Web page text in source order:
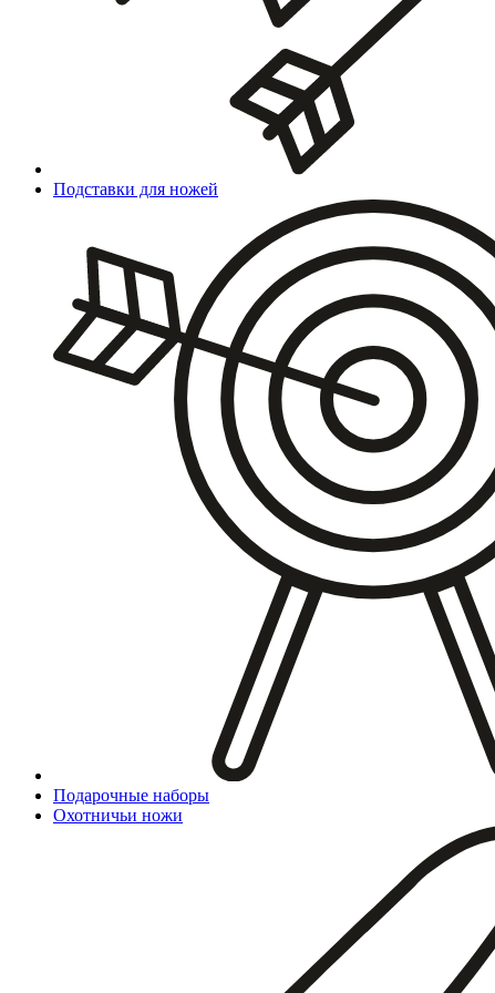
Подставки для ножей
Подарочные наборы
Охотничьи ножи